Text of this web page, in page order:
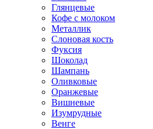
Глянцевые
Кофе с молоком
Металлик
Слоновая кость
Фуксия
Шоколад
Шампань
Оливковые
Оранжевые
Вишневые
Изумрудные
Венге